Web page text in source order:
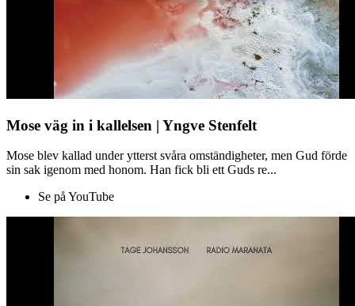
Mose väg in i kallelsen | Yngve Stenfelt
Mose blev kallad under ytterst svåra omständigheter, men Gud förde
sin sak igenom med honom. Han fick bli ett Guds re...
Se på YouTube